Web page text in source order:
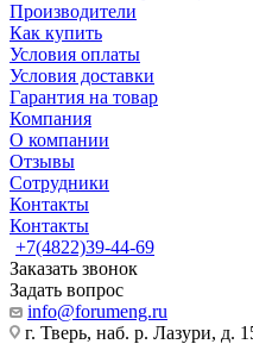
Производители
Как купить
Условия оплаты
Условия доставки
Гарантия на товар
Компания
О компании
Отзывы
Сотрудники
Контакты
Контакты
+7(4822)39-44-69
Заказать звонок
Задать вопрос
info@forumeng.ru
г. Тверь, наб. р. Лазури, д.